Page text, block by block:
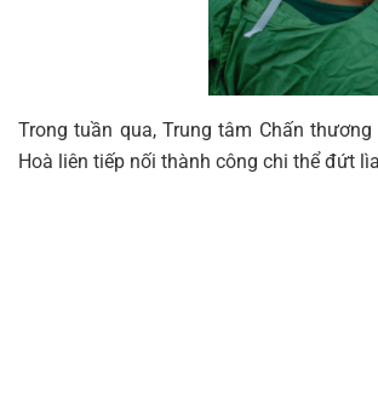
Trong tuần qua, Trung tâm Chấn
Hoà liên tiếp nối thành công chi thể đứt